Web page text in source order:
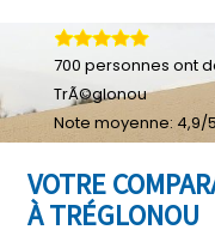
VOTRE
À TRÉGLONOU
700 personnes ont
TrÃ©glonou
Note moyenne: 4,9/5